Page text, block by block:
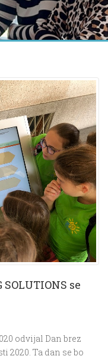
se
odvijal Dan brez
2020. Ta dan se bo